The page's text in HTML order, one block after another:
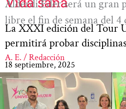
Alderdi Eder será un gran
libre el fin de semana del 4
La XXXI edición del Tour
permitirá probar
A. E. / Redacción
18 septiembre, 2025